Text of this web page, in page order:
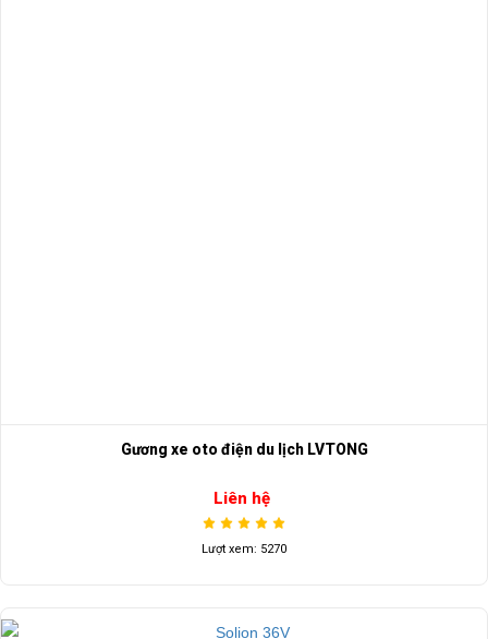
Gương xe oto điện du lịch LVTONG
Liên hệ
Lượt xem: 5270